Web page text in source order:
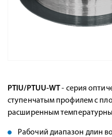
PTIU/PTUU-WT- серия
ступенчатым профилем с
расширенным
Рабочий диапазон длин